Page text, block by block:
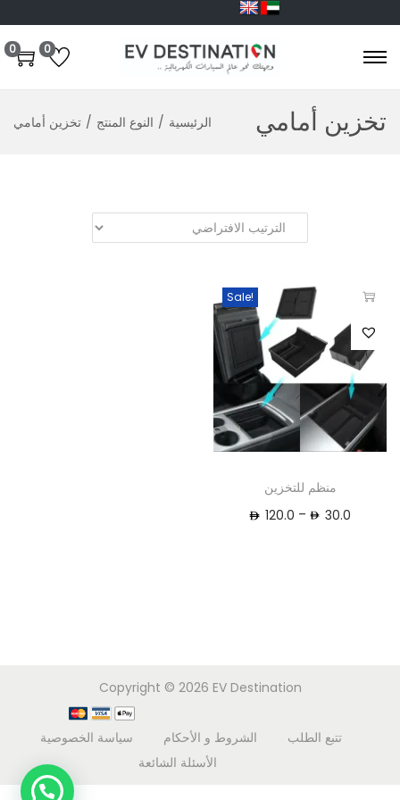
0
0
تخزين أمامي الرئيسية / النوع المنتج / تخزين أمامي
Sale!
منظم للتخزين
30.0
–
120.0
Copyright © 2026 EV Destination
تتبع الطلب الشروط و الأحكام
سياسة الخصوصية
الأسئلة الشائعة